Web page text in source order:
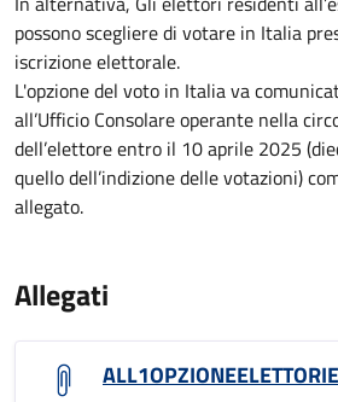
possono scegliere di votare in Italia
iscrizione elettorale.
L'opzione del voto in Italia va
all’Ufficio Consolare operante nella
dell’elettore entro il 10 aprile 2025
quello dell’indizione delle votazioni)
allegato.
Allegati